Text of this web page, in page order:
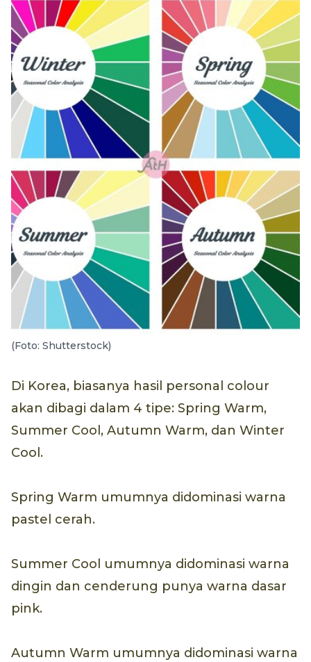
(Foto: Shutterstock)
Di Korea, biasanya hasil personal colour
akan dibagi dalam 4 tipe: Spring Warm,
Summer Cool, Autumn Warm, dan Winter
Cool.
Spring Warm umumnya didominasi warna
pastel cerah.
Summer Cool umumnya didominasi warna
dingin dan cenderung punya warna dasar
pink.
Autumn Warm umumnya didominasi warna